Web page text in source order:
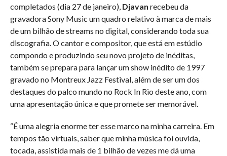
completados (dia 27 de janeiro), Djavan recebeu da
gravadora Sony Music um quadro relativo à marca de mais
de um bilhão de streams no digital, considerando toda sua
discografia. O cantor e compositor, que está em estúdio
compondo e produzindo seu novo projeto de inéditas,
também se prepara para lançar um show inédito de 1997
gravado no Montreux Jazz Festival, além de ser um dos
destaques do palco mundo no Rock In Rio deste ano, com
uma apresentação única e que promete ser memorável.
“É uma alegria enorme ter esse marco na minha carreira. Em
tempos tão virtuais, saber que minha música foi ouvida,
tocada, assistida mais de 1 bilhão de vezes me dá uma